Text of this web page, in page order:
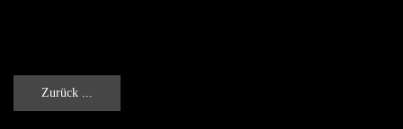
Zurück ...